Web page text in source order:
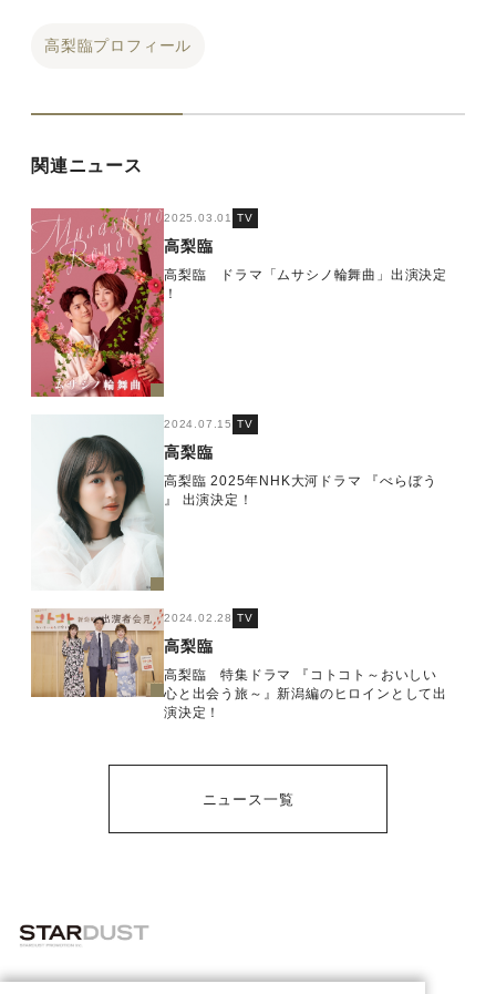
高梨臨プロフィール
関連ニュース
2025.03.01 TV
高梨臨
高梨臨 ドラマ「ムサシノ輪舞曲」出演決定
！
2024.07.15 TV
高梨臨
高梨臨 2025年NHK大河ドラマ 『べらぼう
』 出演決定！
2024.02.28 TV
高梨臨
高梨臨 特集ドラマ 『コトコト～おいしい
心と出会う旅～』新潟編のヒロインとして出
演決定！
ニュース一覧